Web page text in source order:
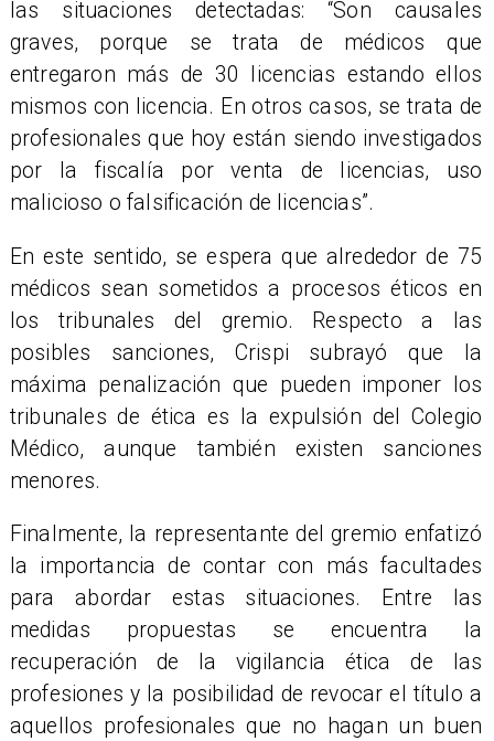
las situaciones detectadas: “Son causales
graves, porque se trata de médicos que
entregaron más de 30 licencias estando ellos
mismos con licencia. En otros casos, se trata de
profesionales que hoy están siendo investigados
por la fiscalía por venta de licencias, uso
malicioso o falsificación de licencias”.
En este sentido, se espera que alrededor de 75
médicos sean sometidos a procesos éticos en
los tribunales del gremio. Respecto a las
posibles sanciones, Crispi subrayó que la
máxima penalización que pueden imponer los
tribunales de ética es la expulsión del Colegio
Médico, aunque también existen sanciones
menores.
Finalmente, la representante del gremio enfatizó
la importancia de contar con más facultades
para abordar estas situaciones. Entre las
medidas propuestas se encuentra la
recuperación de la vigilancia ética de las
profesiones y la posibilidad de revocar el título a
aquellos profesionales que no hagan un buen